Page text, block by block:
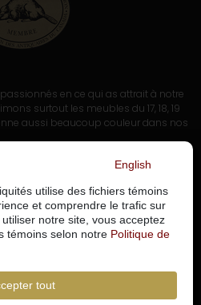
en ce qui as attrait à notre
surtout les meubles du 17, 18, 19
aussi beaucoup couleur dans nos
English
utilise des fichiers témoins
et comprendre le trafic sur
notre site, vous acceptez
témoins selon notre Politique de
tout